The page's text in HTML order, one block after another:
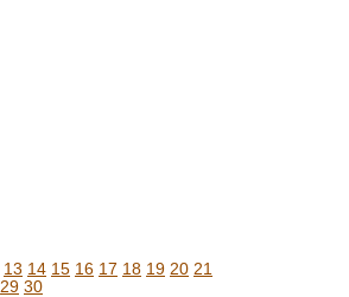
13 14 15 16 17 18 19 20 21
29 30